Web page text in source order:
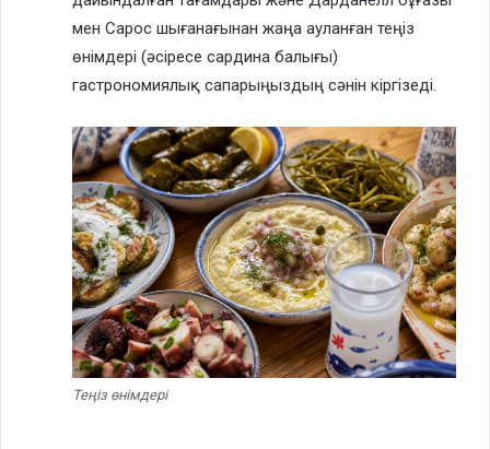
мен Сарос шығанағынан жаңа ауланған теңіз
өнімдері (әсіресе сардина балығы)
гастрономиялық сапарыңыздың сәнін кіргізеді.
Теңіз өнімдері